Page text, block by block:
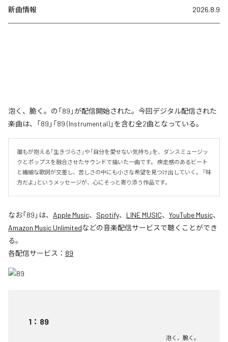
新曲情報 2026.8.9
泡く、脆く。の「89」が配信開始された。今回デジタル配信された
楽曲は、「89」「89 (Instrumental)」を含む全2曲となっている。
誰もが抱える「生きづらさ」や「自分を愛せない気持ち」を、ダンスミュージッ
クとポップスを融合させたサウンドで描いた一曲です。 疾走感のあるビート
と繊細な歌詞が交差し、苦しさの中にも小さな希望を見つけ出していく。 「味
方だよ」というメッセージが、心にそっと寄り添う作品です。
なお「89 」は、 Apple Music、 Spotify、 LINE MUSIC、 YouTube Music、
Amazon Music Unlimitedなどの音楽配信サービスで聴くことができ
る。
各配信サービス： 89
1 ： 89
泡く、脆く。